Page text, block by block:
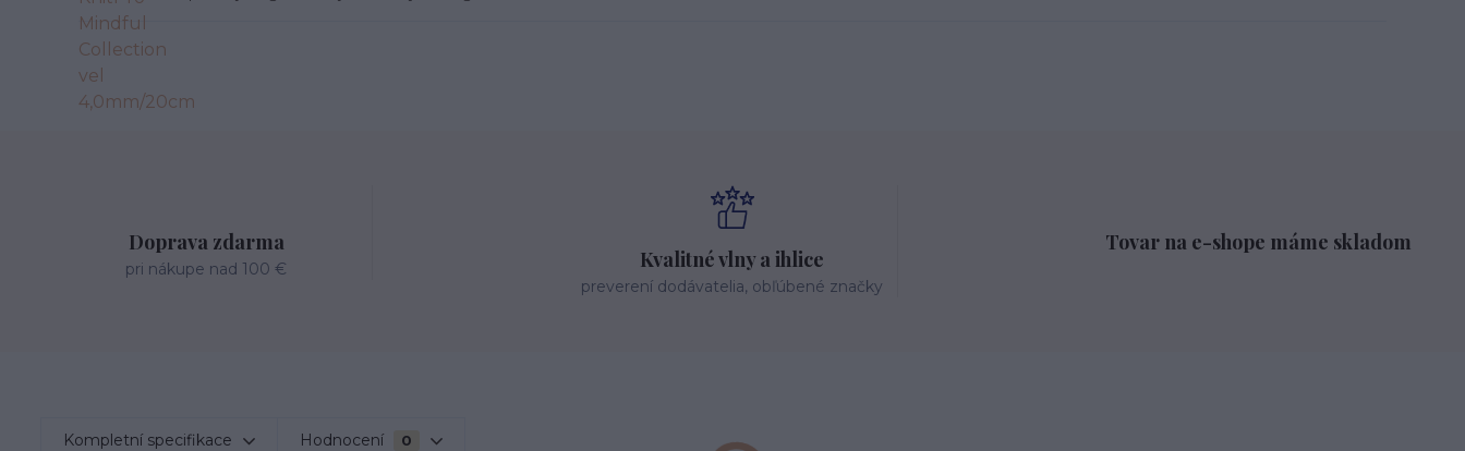
Doprava zdarma
pri nákupe nad 100 € Kvalitné vlny a ihlice
preverení dodávatelia, obľúbené značky
Tovar na e-shope máme skladom
Kompletní specifikace Hodnocení 0